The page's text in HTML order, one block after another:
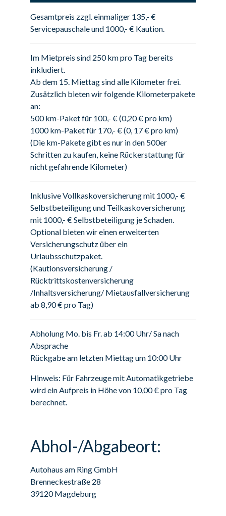
Gesamtpreis zzgl. einmaliger 135,- €
Servicepauschale und 1000,- € Kaution.
Im Mietpreis sind 250 km pro Tag bereits
inkludiert.
Ab dem 15. Miettag sind alle Kilometer frei.
Zusätzlich bieten wir folgende Kilometerpakete
an:
500 km-Paket für 100,- € (0,20 € pro km)
1000 km-Paket für 170,- € (0, 17 € pro km)
(Die km-Pakete gibt es nur in den 500er
Schritten zu kaufen, keine Rückerstattung für
nicht gefahrende Kilometer)
Inklusive Vollkaskoversicherung mit 1000,- €
Selbstbeteiligung und Teilkaskoversicherung
mit 1000,- € Selbstbeteiligung je Schaden.
Optional bieten wir einen erweiterten
Versicherungschutz über ein
Urlaubsschutzpaket.
(Kautionsversicherung /
Rücktrittskostenversicherung
/Inhaltsversicherung/ Mietausfallversicherung
ab 8,90 € pro Tag)
Abholung Mo. bis Fr. ab 14:00 Uhr/ Sa nach
Absprache
Rückgabe am letzten Miettag um 10:00 Uhr
Hinweis: Für Fahrzeuge mit Automatikgetriebe
wird ein Aufpreis in Höhe von 10,00 € pro Tag
berechnet.
Abhol-/Abgabeort:
Autohaus am Ring GmbH
Brenneckestraße 28
39120 Magdeburg